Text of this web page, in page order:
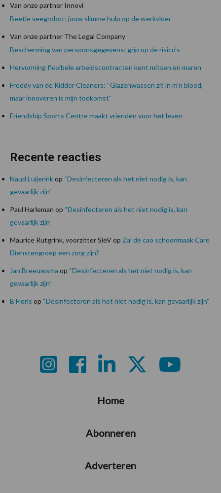
Van onze partner Innovi
Beetle veegrobot: jouw slimme hulp op de werkvloer
Van onze partner The Legal Company
Bescherming van persoonsgegevens: grip op de risico’s
Hervorming flexibele arbeidscontracten kent mitsen en maren
Freddy van de Ridder Cleaners: “Glazenwassen zit in m’n bloed,
maar innoveren is mijn toekomst”
Friendship Sports Centre maakt vrienden voor het leven
Recente reacties
Naud Luijerinkop “Desinfecteren als het niet nodig is, kan
gevaarlijk zijn”
Paul Harleman op “Desinfecteren als het niet nodig is, kan
gevaarlijk zijn”
Maurice Rutgrink, voorzitter SieVop Zal de cao schoonmaak Care
Dienstengroep een zorg zijn?
Jan Breeuwsma op “Desinfecteren als het niet nodig is, kan
gevaarlijk zijn”
B Floris op “Desinfecteren als het niet nodig is, kan gevaarlijk zijn”
Home
Abonneren
Adverteren